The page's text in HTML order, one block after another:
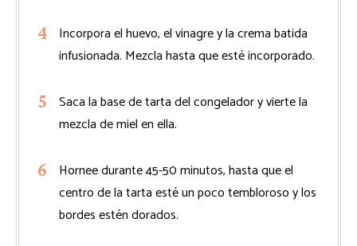
Incorpora el huevo, el vinagre y la crema batida
infusionada. Mezcla hasta que esté incorporado.
Saca la base de tarta del congelador y vierte la
mezcla de miel en ella.
Hornee durante 45-50 minutos, hasta que el
centro de la tarta esté un poco tembloroso y los
bordes estén dorados.